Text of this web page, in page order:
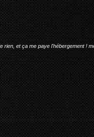
rien, et ça me paye l'hébergement !